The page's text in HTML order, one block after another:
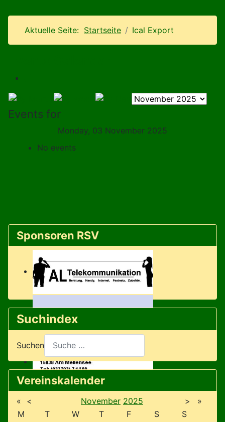
Aktuelle Seite: Startseite Ical Export
Events for
Monday, 03 November 2025
No events
Sponsoren RSV
Suchindex
Suchen
Vereinskalender
« < November 2025 >
»
M
T W T F S
S